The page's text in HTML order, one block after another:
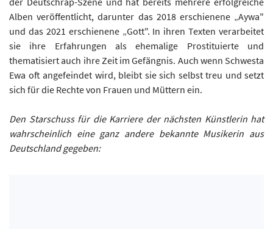
Alben veröffentlicht, darunter das 2018 erschienene „Aywa"
und das 2021 erschienene „Gott". In ihren Texten verarbeitet
sie ihre Erfahrungen als ehemalige Prostituierte und
thematisiert auch ihre Zeit im Gefängnis. Auch wenn Schwesta
Ewa oft angefeindet wird, bleibt sie sich selbst treu und setzt
sich für die Rechte von Frauen und Müttern ein.
Den Starschuss für die Karriere der nächsten Künstlerin hat
wahrscheinlich eine ganz andere bekannte Musikerin aus
Deutschland gegeben: